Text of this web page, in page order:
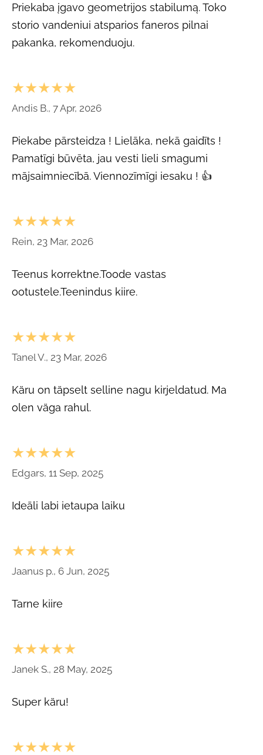
Priekaba įgavo geometrijos stabilumą. Toko
storio vandeniui atsparios faneros pilnai
pakanka, rekomenduoju.
★★★★★
Andis B., 7 Apr, 2026
Piekabe pārsteidza ! Lielāka, nekā gaidīts !
Pamatīgi būvēta, jau vesti lieli smagumi
mājsaimniecībā. Viennozīmīgi iesaku ! 👍
★★★★★
Rein, 23 Mar, 2026
Teenus korrektne.Toode vastas
ootustele.Teenindus kiire.
★★★★★
Tanel V., 23 Mar, 2026
Käru on täpselt selline nagu kirjeldatud. Ma
olen väga rahul.
★★★★★
Edgars, 11 Sep, 2025
Ideāli labi ietaupa laiku
★★★★★
Jaanus p., 6 Jun, 2025
Tarne kiire
★★★★★
Janek S., 28 May, 2025
Super käru!
★★★★★